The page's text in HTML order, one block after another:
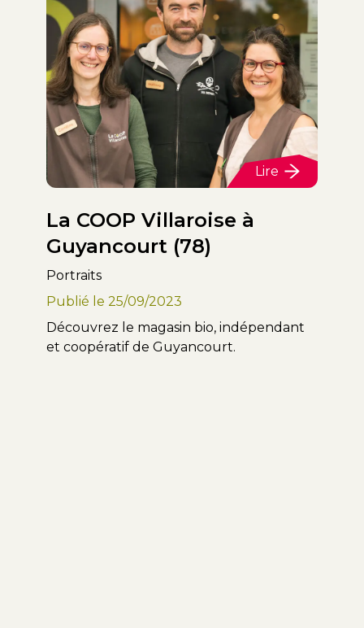
Lire
La COOP Villaroise à
Guyancourt (78)
Portraits
Publié le 25/09/2023
Découvrez le magasin bio, indépendant
et coopératif de Guyancourt.